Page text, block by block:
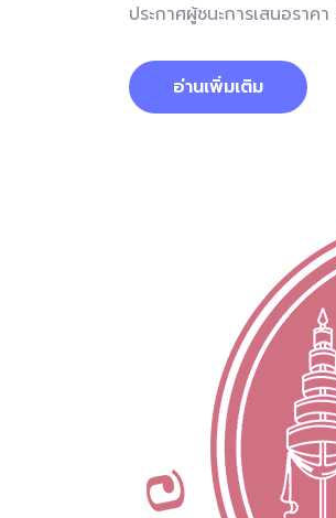
ประกาศผู้ชนะการเสนอราค
อ่านเพิ่มเติม